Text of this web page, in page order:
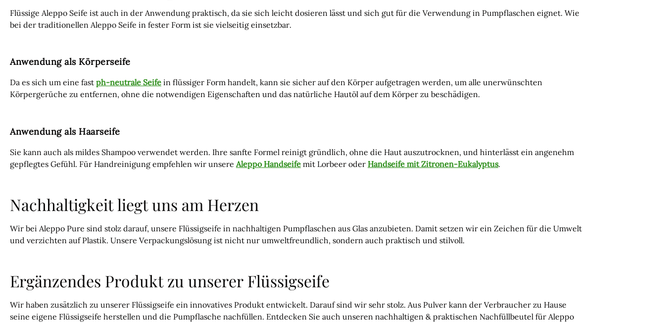
Flüssige Aleppo Seife ist auch in der Anwendung praktisch, da sie sich leicht dosieren lässt und sich gut für die Verwendung in Pumpflaschen eignet. Wie
bei der traditionellen Aleppo Seife in fester Form ist sie vielseitig einsetzbar.
Anwendung als Körperseife
Da es sich um eine fast ph-neutrale Seife in flüssiger Form handelt, kann sie sicher auf den Körper aufgetragen werden, um alle unerwünschten
Körpergerüche zu entfernen, ohne die notwendigen Eigenschaften und das natürliche Hautöl auf dem Körper zu beschädigen.
Anwendung als Haarseife
Sie kann auch als mildes Shampoo verwendet werden. Ihre sanfte Formel reinigt gründlich, ohne die Haut auszutrocknen, und hinterlässt ein angenehm
gepflegtes Gefühl. Für Handreinigung empfehlen wir unsere Aleppo Handseife mit Lorbeer oder Handseife mit Zitronen-Eukalyptus.
Nachhaltigkeit liegt uns am Herzen
Wir bei Aleppo Pure sind stolz darauf, unsere Flüssigseife in nachhaltigen Pumpflaschen aus Glas anzubieten. Damit setzen wir ein Zeichen für die Umwelt
und verzichten auf Plastik. Unsere Verpackungslösung ist nicht nur umweltfreundlich, sondern auch praktisch und stilvoll.
Ergänzendes Produkt zu unserer Flüssigseife
Wir haben zusätzlich zu unserer Flüssigseife ein innovatives Produkt entwickelt. Darauf sind wir sehr stolz. Aus Pulver kann der Verbraucher zu Hause
seine eigene Flüssigseife herstellen und die Pumpflasche nachfüllen. Entdecken Sie auch unseren nachhaltigen & praktischen Nachfüllbeutel für Aleppo